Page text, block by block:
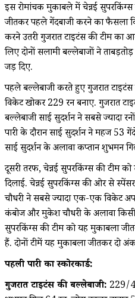
इस रोमांचक मुकाबले में चेन्नई
जीतकर पहले गेंदबाजी करने का फैसला
करने उतरी गुजरात टाइटंस की टीम का
लिए दोनों सलामी बल्लेबाजों ने
जड़ दिए.
पहले बल्लेबाजी करते हुए गुजरात टाइटंस
विकेट खोकर 229 रन बनाए. गुजरात
बल्लेबाजी साई सुदर्शन ने सबसे ज्यादा
पारी के दौरान साई सुदर्शन ने महज 53
साई सुदर्शन के अलावा कप्तान शुभमन
दूसरी तरफ, चेन्नई सुपरकिंग्स की टीम
दिलाई. चेन्नई सुपरकिंग्स की ओर से
चौधरी ने सबसे ज्यादा एक-एक विकेट
कंबोज और मुकेश चौधरी के अलावा किसी
सुपरकिंग्स की टीम को यह मुकाबला
हैं. दोनों टीमें यह मुकाबला जीतकर दो
पहली पारी का स्कोरकार्ड:
गुजरात टाइटंस की बल्लेबाजी: 229/